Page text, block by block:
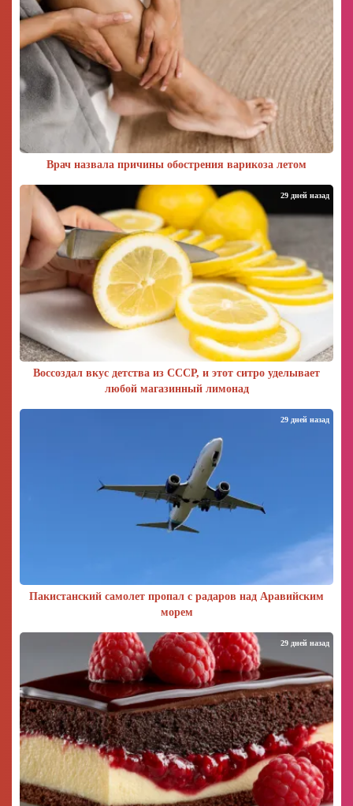
Врач назвала причины обострения варикоза летом
Воссоздал вкус детства из СССР, и этот ситро уделывает
любой магазинный лимонад
29 дней назад
Пакистанский самолет пропал с радаров над Аравийским
морем
29 дней назад
29 дней назад